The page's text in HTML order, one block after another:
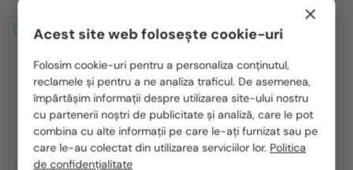
2-4 ZILE
Dior—Ochelari de soare
CDIOR S1F - 35A0 D - 56
2-4 ZILE
Dior—Ochelari de soare
România / RO
Polska / PL
Magyarország / HU
×
Acest site web folosește cookie-uri
Folosim cookie-uri pentru a personaliza conținutul,
reclamele și pentru a ne analiza traficul. De asemenea,
împărtășim informații despre utilizarea site-ului nostru
cu partenerii noștri de publicitate și analiză, care le pot
combina cu alte informații pe care le-ați furnizat sau pe
care le-au colectat din utilizarea serviciilor lor. Politica
de confidențialitate